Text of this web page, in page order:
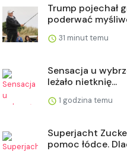
Trump pojechał
poderwać
31 minut temu
Sensacja u
leżało nietknię...
1 godzina temu
Superjacht
pomoc łódce.